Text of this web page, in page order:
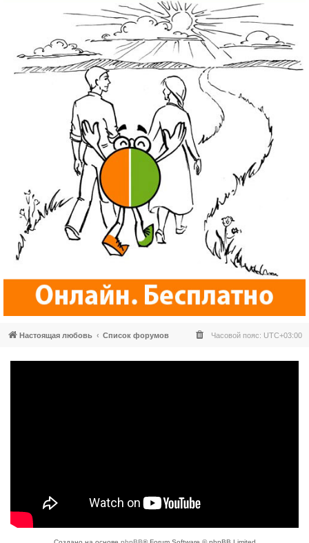
Настоящая любовь Список форумов Часовой пояс: UTC+03:00